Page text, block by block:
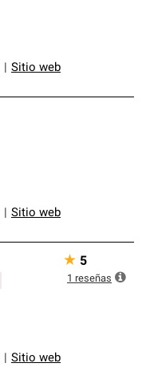
Sitio web
Sitio web
Sitio web
★ 5
1 reseñas